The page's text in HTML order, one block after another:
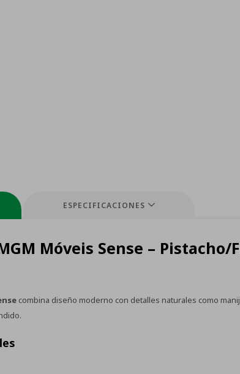
ESPECIFICACIONES
Móveis Sense – Pistacho/
combina diseño moderno con detalles naturales como